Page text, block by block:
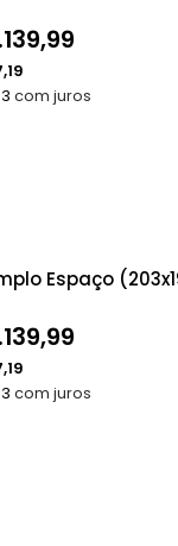
com juros
Espaço
com juros